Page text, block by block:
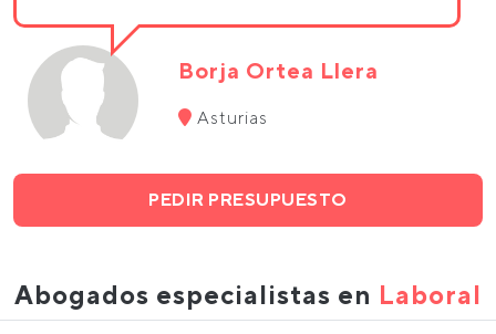
Borja Ortea Llera
Asturias
PEDIR PRESUPUESTO
Abogados especialistas en Laboral